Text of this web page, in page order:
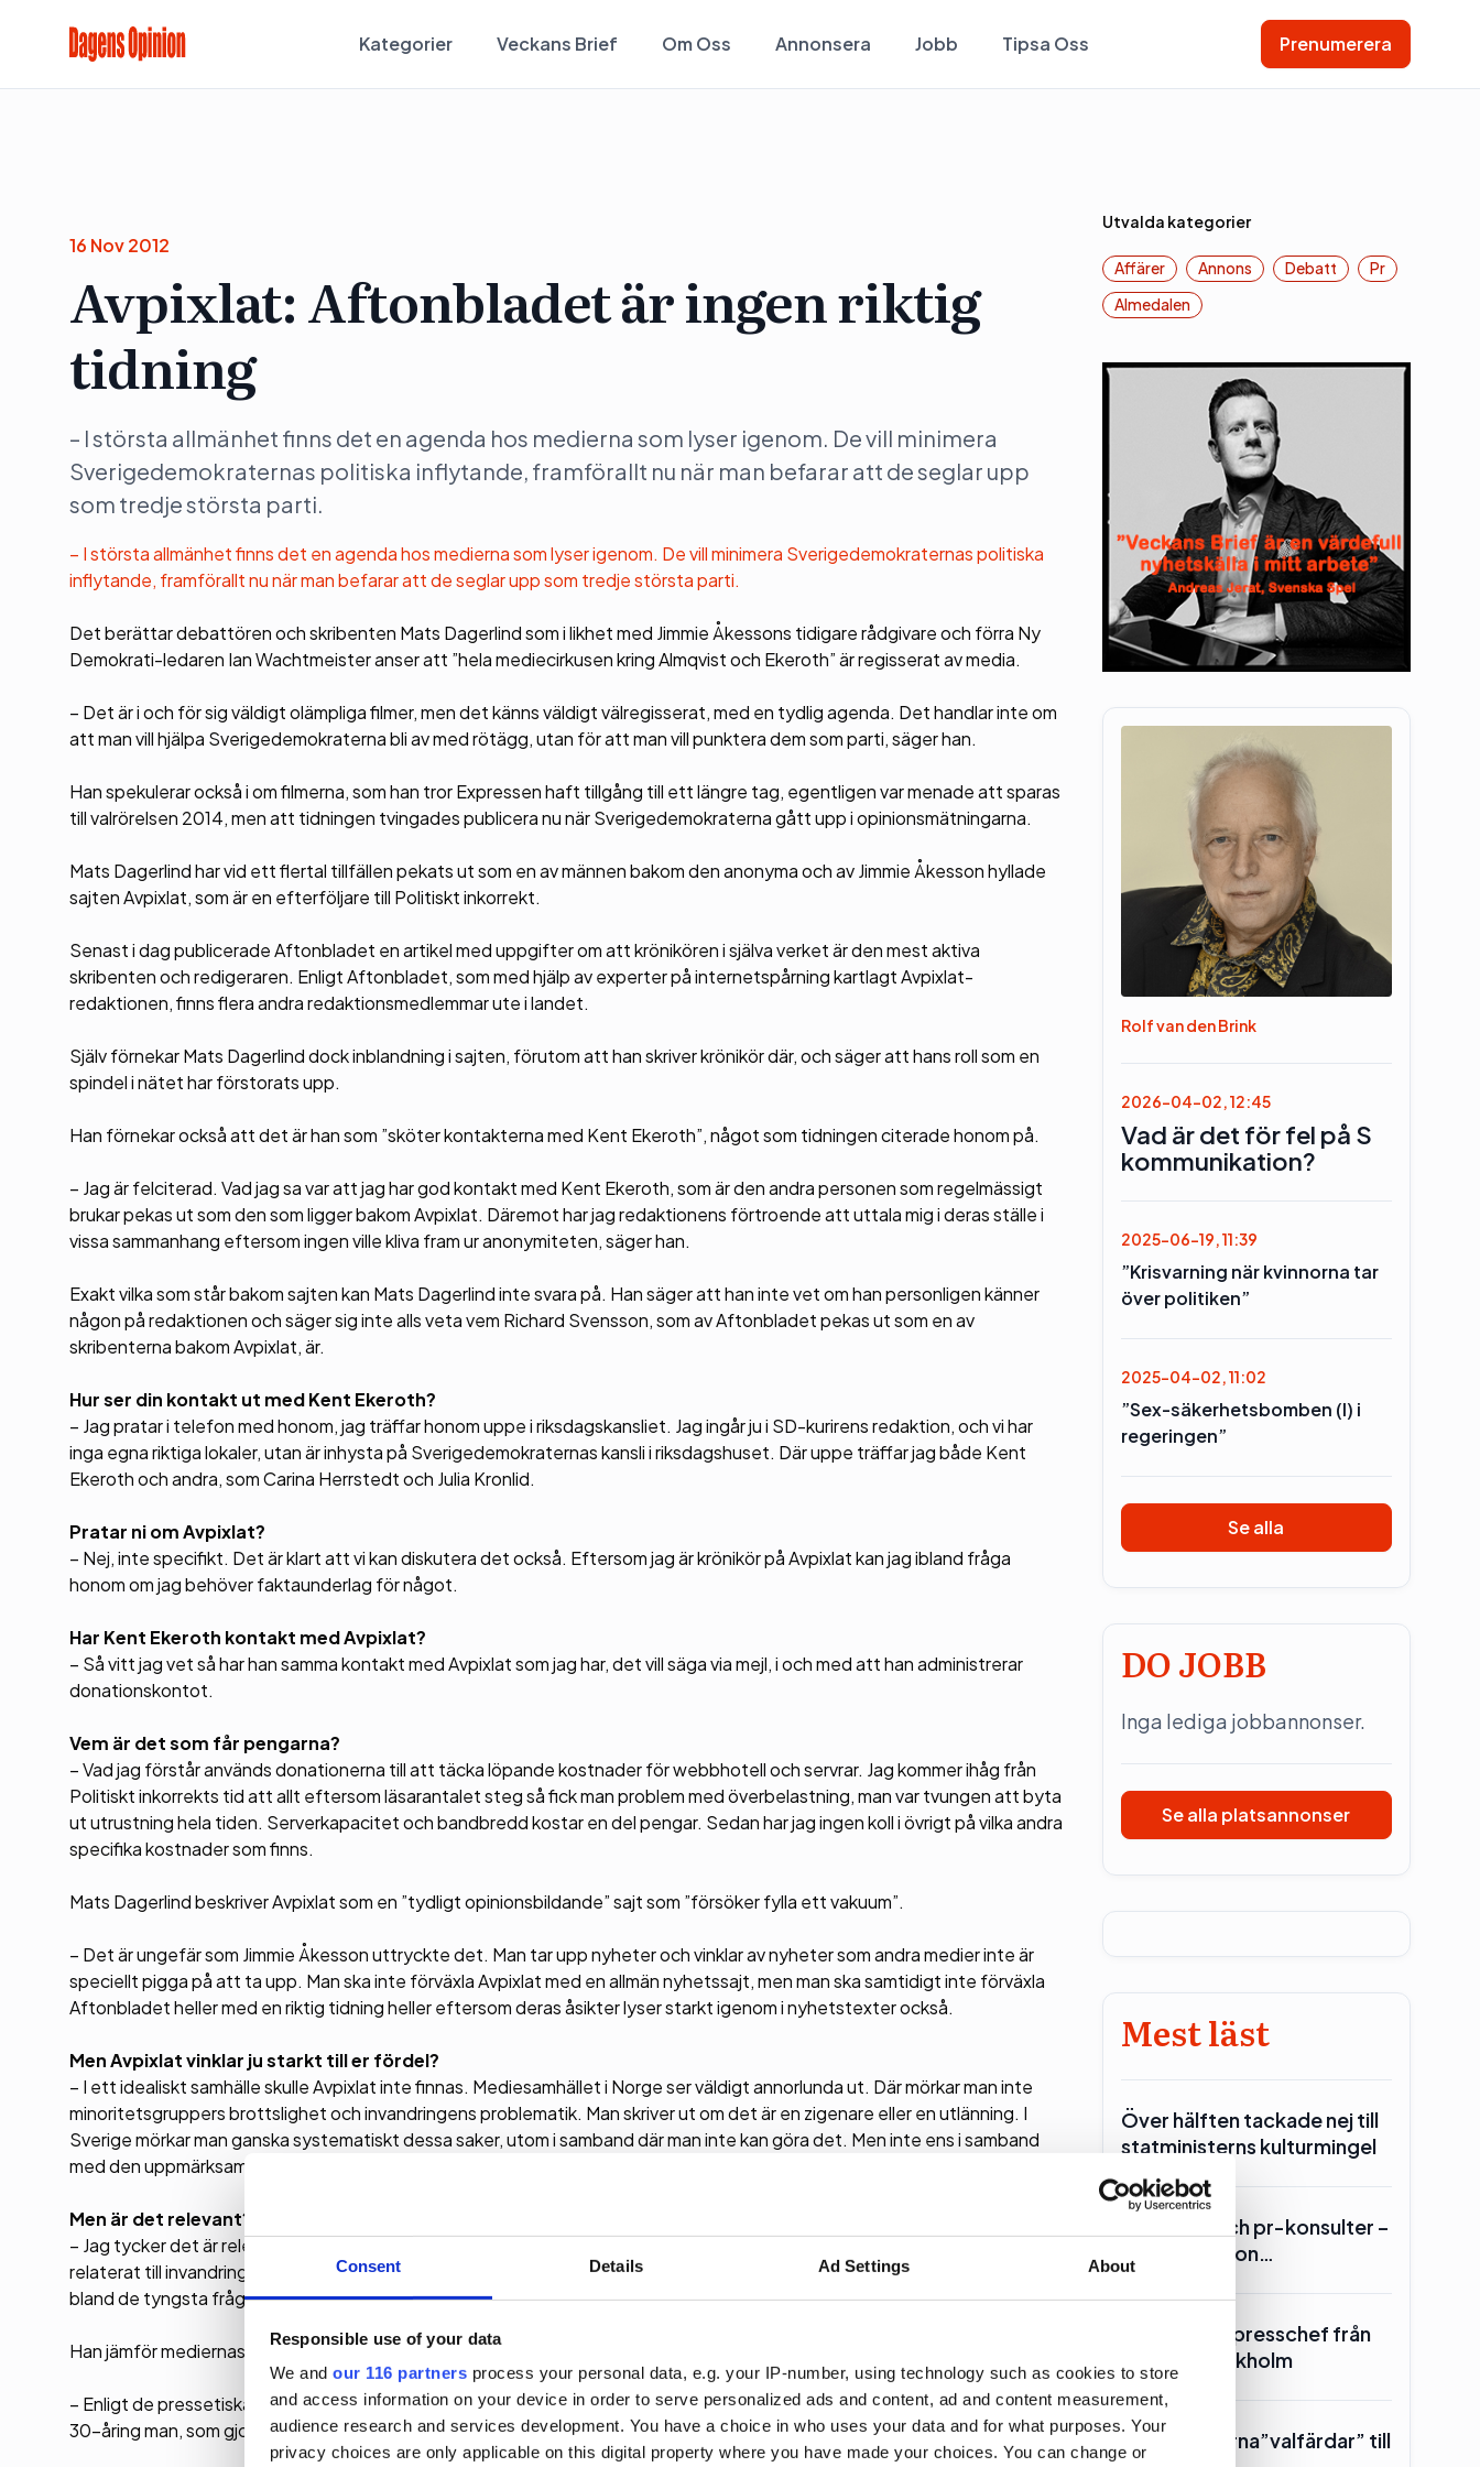
Consent Details Ad Settings About
Responsible use of your data
We and our 116 partners process your personal data, e.g. your IP-number, using technology such as cookies to store
and access information on your device in order to serve personalized ads and content, ad and content measurement,
audience research and services development. You have a choice in who uses your data and for what purposes. Your
privacy choices are only applicable on this digital property where you have made your choices. You can change or
Kategorier Veckans Brief Om Oss Annonsera Jobb Tipsa Oss Prenumerera
16 Nov 2012
Avpixlat: Aftonbladet är ingen riktig
tidning
– I största allmänhet finns det en agenda hos medierna som lyser igenom. De vill minimera
Sverigedemokraternas politiska inflytande, framförallt nu när man befarar att de seglar upp
som tredje största parti.
– I största allmänhet finns det en agenda hos medierna som lyser igenom. De vill minimera Sverigedemokraternas politiska
inflytande, framförallt nu när man befarar att de seglar upp som tredje största parti.
Det berättar debattören och skribenten Mats Dagerlind som i likhet med Jimmie Åkessons tidigare rådgivare och förra Ny
Demokrati-ledaren Ian Wachtmeister anser att ”hela mediecirkusen kring Almqvist och Ekeroth” är regisserat av media.
– Det är i och för sig väldigt olämpliga filmer, men det känns väldigt välregisserat, med en tydlig agenda. Det handlar inte om
att man vill hjälpa Sverigedemokraterna bli av med rötägg, utan för att man vill punktera dem som parti, säger han.
Han spekulerar också i om filmerna, som han tror Expressen haft tillgång till ett längre tag, egentligen var menade att sparas
till valrörelsen 2014, men att tidningen tvingades publicera nu när Sverigedemokraterna gått upp i opinionsmätningarna.
Mats Dagerlind har vid ett flertal tillfällen pekats ut som en av männen bakom den anonyma och av Jimmie Åkesson hyllade
sajten Avpixlat, som är en efterföljare till Politiskt inkorrekt.
Senast i dag publicerade Aftonbladet en artikel med uppgifter om att krönikören i själva verket är den mest aktiva
skribenten och redigeraren. Enligt Aftonbladet, som med hjälp av experter på internetspårning kartlagt Avpixlat-
redaktionen, finns flera andra redaktionsmedlemmar ute i landet.
Själv förnekar Mats Dagerlind dock inblandning i sajten, förutom att han skriver krönikör där, och säger att hans roll som en
spindel i nätet har förstorats upp.
Han förnekar också att det är han som ”sköter kontakterna med Kent Ekeroth”, något som tidningen citerade honom på.
– Jag är felciterad. Vad jag sa var att jag har god kontakt med Kent Ekeroth, som är den andra personen som regelmässigt
brukar pekas ut som den som ligger bakom Avpixlat. Däremot har jag redaktionens förtroende att uttala mig i deras ställe i
vissa sammanhang eftersom ingen ville kliva fram ur anonymiteten, säger han.
Exakt vilka som står bakom sajten kan Mats Dagerlind inte svara på. Han säger att han inte vet om han personligen känner
någon på redaktionen och säger sig inte alls veta vem Richard Svensson, som av Aftonbladet pekas ut som en av
skribenterna bakom Avpixlat, är.
Hur ser din kontakt ut med Kent Ekeroth?
– Jag pratar i telefon med honom, jag träffar honom uppe i riksdagskansliet. Jag ingår ju i SD-kurirens redaktion, och vi har
inga egna riktiga lokaler, utan är inhysta på Sverigedemokraternas kansli i riksdagshuset. Där uppe träffar jag både Kent
Ekeroth och andra, som Carina Herrstedt och Julia Kronlid.
Pratar ni om Avpixlat?
– Nej, inte specifikt. Det är klart att vi kan diskutera det också. Eftersom jag är krönikör på Avpixlat kan jag ibland fråga
honom om jag behöver faktaunderlag för något.
Har Kent Ekeroth kontakt med Avpixlat?
– Så vitt jag vet så har han samma kontakt med Avpixlat som jag har, det vill säga via mejl, i och med att han administrerar
donationskontot.
Vem är det som får pengarna?
– Vad jag förstår används donationerna till att täcka löpande kostnader för webbhotell och servrar. Jag kommer ihåg från
Politiskt inkorrekts tid att allt eftersom läsarantalet steg så fick man problem med överbelastning, man var tvungen att byta
ut utrustning hela tiden. Serverkapacitet och bandbredd kostar en del pengar. Sedan har jag ingen koll i övrigt på vilka andra
specifika kostnader som finns.
Mats Dagerlind beskriver Avpixlat som en ”tydligt opinionsbildande” sajt som ”försöker fylla ett vakuum”.
– Det är ungefär som Jimmie Åkesson uttryckte det. Man tar upp nyheter och vinklar av nyheter som andra medier inte är
speciellt pigga på att ta upp. Man ska inte förväxla Avpixlat med en allmän nyhetssajt, men man ska samtidigt inte förväxla
Aftonbladet heller med en riktig tidning heller eftersom deras åsikter lyser starkt igenom i nyhetstexter också.
Men Avpixlat vinklar ju starkt till er fördel?
– I ett idealiskt samhälle skulle Avpixlat inte finnas. Mediesamhället i Norge ser väldigt annorlunda ut. Där mörkar man inte
minoritetsgruppers brottslighet och invandringens problematik. Man skriver ut om det är en zigenare eller en utlänning. I
Sverige mörkar man ganska systematiskt dessa saker, utom i samband där man inte kan göra det. Men inte ens i samband
med den uppmärksammade rättegången kring Södertäljenätverket pratar man om att det inte är svenskar.
Men är det relevant?
– Jag tycker det är relevant, i och med att kriminalitet och integration, storleken på invandring, arbetslöshet, allt som är
relaterat till invandringen är en stor fråga. Även om andra frågor är viktigare så ligger ändå invandringen som nummer fem
bland de tyngsta frågorna som folk räknar upp.
Han jämför mediernas hantering av etnicitet med exempelvis ålder.
– Enligt de pressetiska reglerna ska man inte peka ut folk i onödan. Men varför ska man då skriva om det är en 30-åring, eller
30-åring man, som gjort något.
Utvalda kategorier
Affärer Annons Debatt
Pr
Almedalen
Rolf van den Brink
2026-04-02, 12:45
Vad är det för fel på S
kommunikation?
2025-06-19, 11:39
”Krisvarning när kvinnorna tar
över politiken”
2025-04-02, 11:02
”Sex-säkerhetsbomben (l) i
regeringen”
Se alla
DO JOBB
Inga lediga jobbannonser.
Se alla platsannonser
Mest läst
Över hälften tackade nej till
statministerns kulturmingel
Lars Lerin och pr-konsulter –
Ulf Kristersson…
SKR hämtar presschef från
Region Stockholm
Toppolitikerna”valfärdar” till